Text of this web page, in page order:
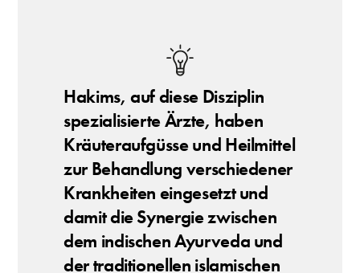
Hakims, auf diese Disziplin
spezialisierte Ärzte, haben
Kräuteraufgüsse und Heilmittel
zur Behandlung verschiedener
Krankheiten eingesetzt und
damit die Synergie zwischen
dem indischen Ayurveda und
der traditionellen islamischen